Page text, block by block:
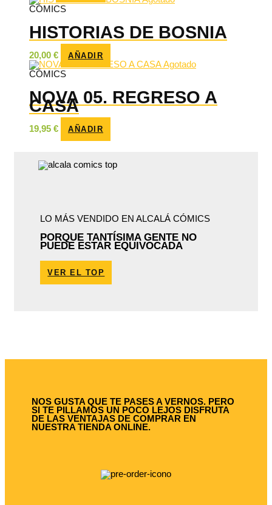
CÓMICS
HISTORIAS DE BOSNIA
20,00 € AÑADIR
Agotado
CÓMICS
NOVA 05. REGRESO A
CASA
19,95 € AÑADIR
LO MÁS VENDIDO EN ALCALÁ CÓMICS
PORQUE TANTÍSIMA GENTE NO
PUEDE ESTAR EQUIVOCADA
VER EL TOP
NOS GUSTA QUE TE PASES A VERNOS. PERO
SI TE PILLAMOS UN POCO LEJOS DISFRUTA
DE LAS VENTAJAS DE COMPRAR EN
NUESTRA TIENDA ONLINE.